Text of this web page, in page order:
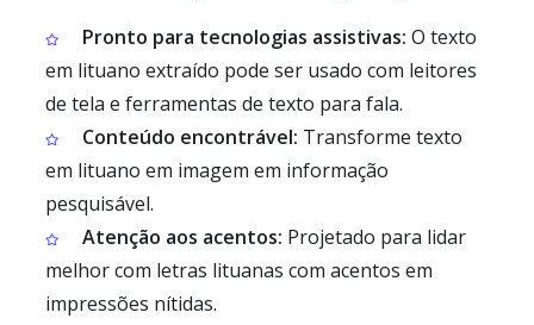
Pronto para tecnologias assistivas: O texto
em lituano extraído pode ser usado com leitores
de tela e ferramentas de texto para fala.
Conteúdo encontrável: Transforme texto
em lituano em imagem em informação
pesquisável.
Atenção aos acentos: Projetado para lidar
melhor com letras lituanas com acentos em
impressões nítidas.